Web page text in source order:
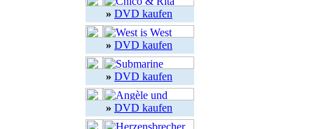
» DVD kaufen
» DVD kaufen
» DVD kaufen
» DVD kaufen